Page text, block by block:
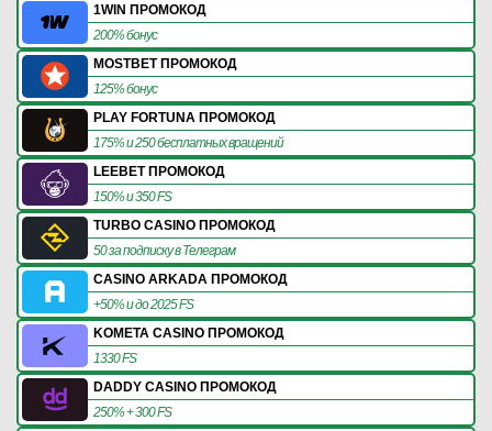
1WIN ПРОМОКОД
200% бонус
MOSTBET ПРОМОКОД
125% бонус
PLAY FORTUNA ПРОМОКОД
175% и 250 бесплатных вращений
LEEBET ПРОМОКОД
150% и 350 FS
TURBO CASINO ПРОМОКОД
50 за подписку в Телеграм
CASINO ARKADA ПРОМОКОД
+50% и до 2025 FS
KOMETA CASINO ПРОМОКОД
1330 FS
DADDY CASINO ПРОМОКОД
250% + 300 FS